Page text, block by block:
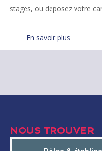
stages, ou déposez votre
En savoir plus
NOUS TROUVER